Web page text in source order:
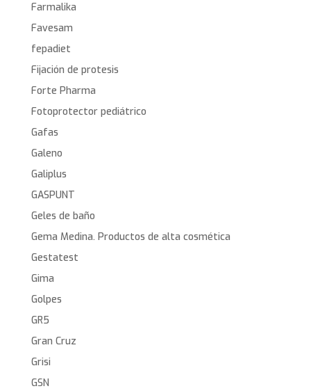
Farmalika
Favesam
fepadiet
Fijación de protesis
Forte Pharma
Fotoprotector pediátrico
Gafas
Galeno
Galiplus
GASPUNT
Geles de baño
Gema Medina. Productos de alta cosmética
Gestatest
Gima
Golpes
GR5
Gran Cruz
Grisi
GSN